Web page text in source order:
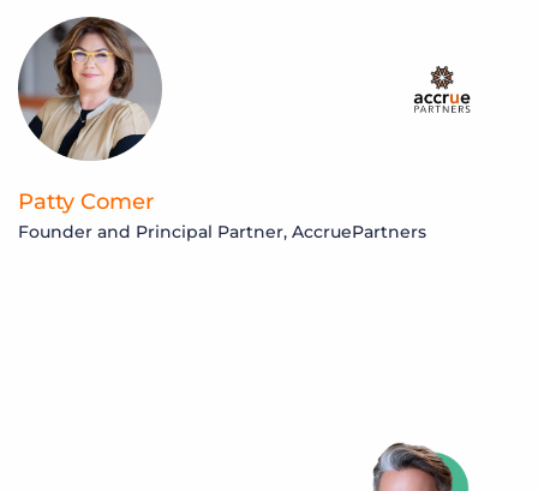
Patty Comer
Founder and Principal Partner, AccruePartners